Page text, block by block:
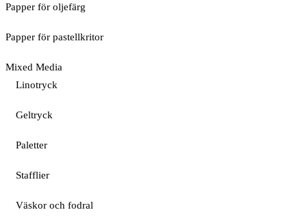
Papper för oljefärg
Papper för pastellkritor
Mixed Media
Linotryck
Geltryck
Paletter
Stafflier
Väskor och fodral